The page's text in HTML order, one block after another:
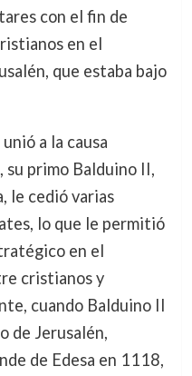
con el fin de
en el
que estaba bajo
a la causa
primo Balduino II,
le cedió varias
lo que le permitió
en el
cristianos y
cuando Balduino II
de Jerusalén,
de Edesa en 1118,